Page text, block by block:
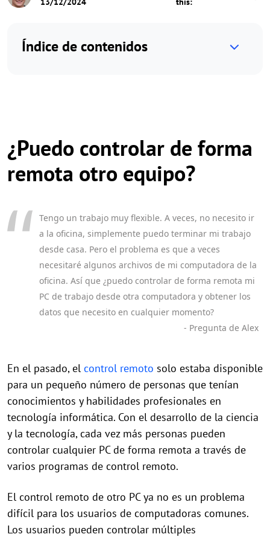
Índice de contenidos
¿Puedo controlar de forma
remota otro equipo?
Tengo un trabajo muy flexible. A veces, no necesito ir
a la oficina, simplemente puedo terminar mi trabajo
desde casa. Pero el problema es que a veces
necesitaré algunos archivos de mi computadora de la
oficina. Así que ¿puedo controlar de forma remota mi
PC de trabajo desde otra computadora y obtener los
datos que necesito en cualquier momento?
- Pregunta de Alex
En el pasado, el control remoto solo estaba disponible
para un pequeño número de personas que tenían
conocimientos y habilidades profesionales en
tecnología informática. Con el desarrollo de la ciencia
y la tecnología, cada vez más personas pueden
controlar cualquier PC de forma remota a través de
varios programas de control remoto.
El control remoto de otro PC ya no es un problema
difícil para los usuarios de computadoras comunes.
Los usuarios pueden controlar múltiples